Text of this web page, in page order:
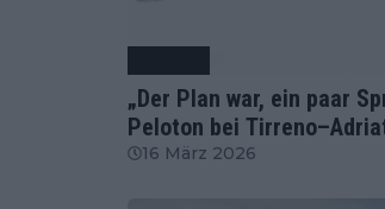
„Der Plan war, ein paar
Peloton bei
16 März 2026